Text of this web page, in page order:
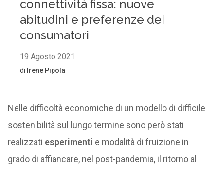
Nelle difficoltà economiche di un modello di difficile
sostenibilità sul lungo termine sono però stati
realizzati esperimenti e modalità di fruizione in
grado di affiancare, nel post-pandemia, il ritorno al